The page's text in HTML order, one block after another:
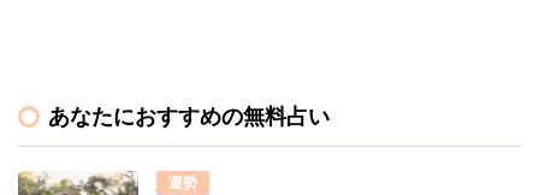
あなたにおすすめの無料占い
運勢